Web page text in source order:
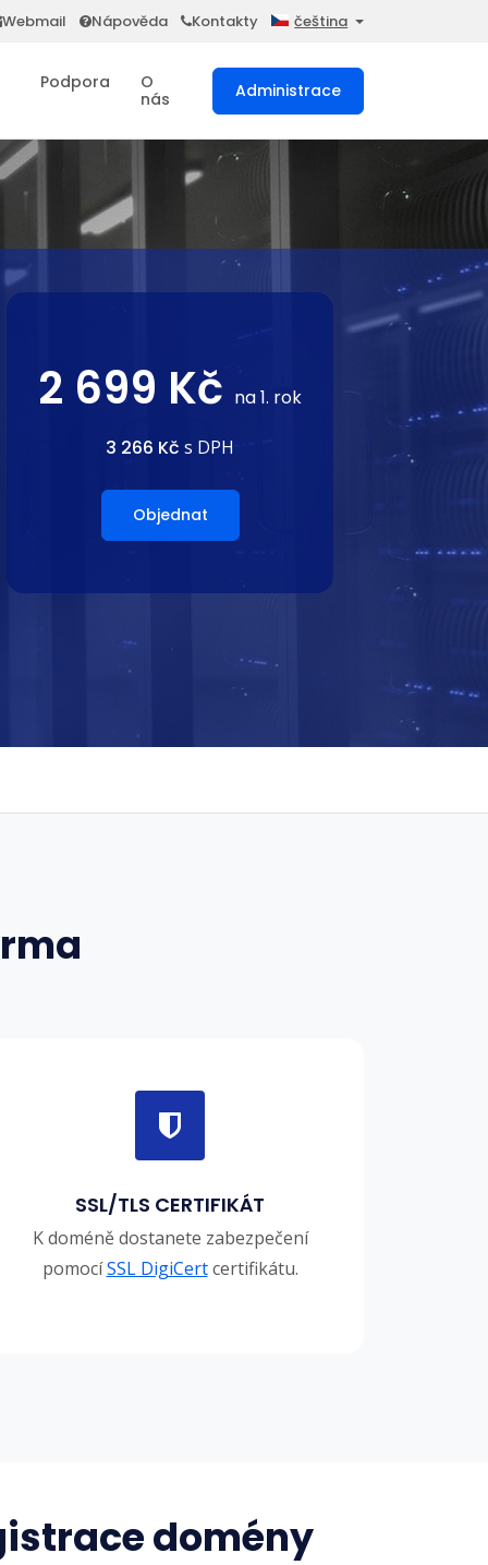
Webmail Nápověda Kontakty čeština
Podpora
O
nás
Administrace
2 699 Kč na 1. rok
3 266 Kč s DPH
Objednat
SSL/TLS CERTIFIKÁT
K doméně dostanete zabezpečení
pomocíSSL DigiCertcertifikátu.
domény